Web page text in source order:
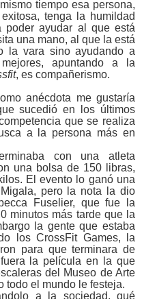
tiempo esa persona,
tenga la humildad
poder ayudar al que está
una mano, al que la está
la vara sino ayudando a
apuntando a la
, es compañerismo.
anécdota me gustaría
sucedió en los últimos
que se realiza
a la persona más en
con una atleta
una bolsa de 150 libras,
El evento lo ganó una
pero la nota la dio
Fuselier, que fue la
minutos más tarde que la
la gente que estaba
los CrossFit Games, la
para que terminara de
la película en la que
del Museo de Arte
todo el mundo le festeja.
a la sociedad, qué